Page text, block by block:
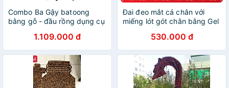
Combo Ba Gậy batoong
bằng gỗ - đầu rồng dụng cụ
1.109.000 đ
Đai đeo mắt cá chân với
miếng lót gót chân bằng Gel
530.000 đ